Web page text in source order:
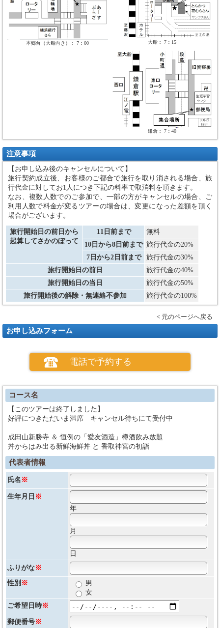
本郷台（大船向き）： 7：00 大船： 7：15
鎌倉： 7：40
注意事項
【お申し込み後のキャンセルについて】
旅行契約成立後、お客様のご都合で旅行を取り消される場合、旅
行代金に対してお1人につき下記の料率で取消料を頂きます。
なお、複数人数でのご参加で、一部の方がキャンセルの場合、ご
利用人数で料金が変るツアーの場合は、変更になった差額を頂く
場合がございます。
旅行開始日の前日から
起算してさかのぼって
11日前まで
無料
10日から8日前まで 旅行代金の20%
7日から2日前まで
旅行代金の30%
旅行開始日の前日
旅行代金の40%
旅行開始日の当日
旅行代金の50%
旅行開始後の解除・無連絡不参加
旅行代金の100%
< 元のページへ戻る
お申し込みフォーム
電話で予約する
コース名
【このツアーは終了しました】
好評につきただいま満席 キャンセル待ちにて受付中
成田山新勝寺 ＆ 恒例の「愛友酒造」樽酒飲み放題
丼からはみ出る新鮮海鮮丼 と 香取神宮の初詣
代表者情報
氏名 ※
生年月日 ※
年
月
日
ふりがな※
性別 ※
男
女
ご希望日時※
郵便番号※